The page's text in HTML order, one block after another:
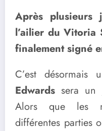
Après plusieurs
l’ailier du Vitoria
finalement signé
C’est désormais
Edwards sera un
Alors que les
différentes parties